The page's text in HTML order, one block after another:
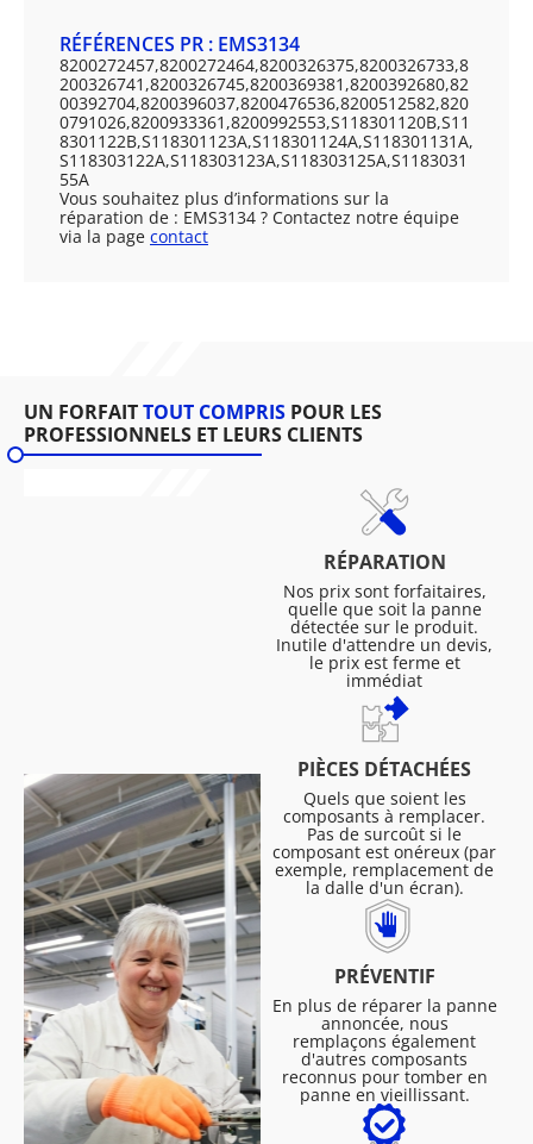
RÉFÉRENCES PR : EMS3134
8200272457,8200272464,8200326375,8200326733,8
200326741,8200326745,8200369381,8200392680,82
00392704,8200396037,8200476536,8200512582,820
0791026,8200933361,8200992553,S118301120B,S11
8301122B,S118301123A,S118301124A,S118301131A,
S118303122A,S118303123A,S118303125A,S1183031
55A
Vous souhaitez plus d’informations sur la
réparation de : EMS3134 ? Contactez notre équipe
via la page contact
UN FORFAITTOUT COMPRIS POUR LES
PROFESSIONNELS ET LEURS CLIENTS
RÉPARATION
Nos prix sont forfaitaires,
quelle que soit la panne
détectée sur le produit.
Inutile d'attendre un devis,
le prix est ferme et
immédiat
PIÈCES DÉTACHÉES
Quels que soient les
composants à remplacer.
Pas de surcoût si le
composant est onéreux (par
exemple, remplacement de
la dalle d'un écran).
PRÉVENTIF
En plus de réparer la panne
annoncée, nous
remplaçons également
d'autres composants
reconnus pour tomber en
panne en vieillissant.